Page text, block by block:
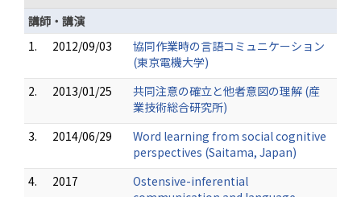
講師・講演
1.
2012/09/03
協同作業時の言語コミュニケーション
(東京電機大学)
2.
2013/01/25
共同注意の確立と他者意図の理解 (産
業技術総合研究所)
3.
2014/06/29
Word learning from social cognitive
perspectives (Saitama, Japan)
4.
2017
Ostensive-inferential